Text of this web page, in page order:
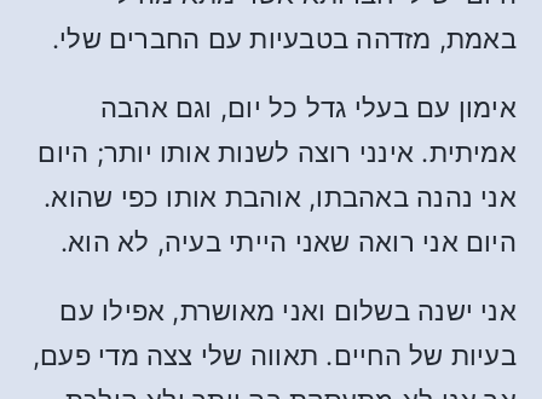
באמת, מזדהה בטבעיות עם החברים שלי.
אימון עם בעלי גדל כל יום, וגם אהבה
אמיתית. אינני רוצה לשנות אותו יותר; היום
אני נהנה באהבתו, אוהבת אותו כפי שהוא.
היום אני רואה שאני הייתי בעיה, לא הוא.
אני ישנה בשלום ואני מאושרת, אפילו עם
בעיות של החיים. תאווה שלי צצה מדי פעם,